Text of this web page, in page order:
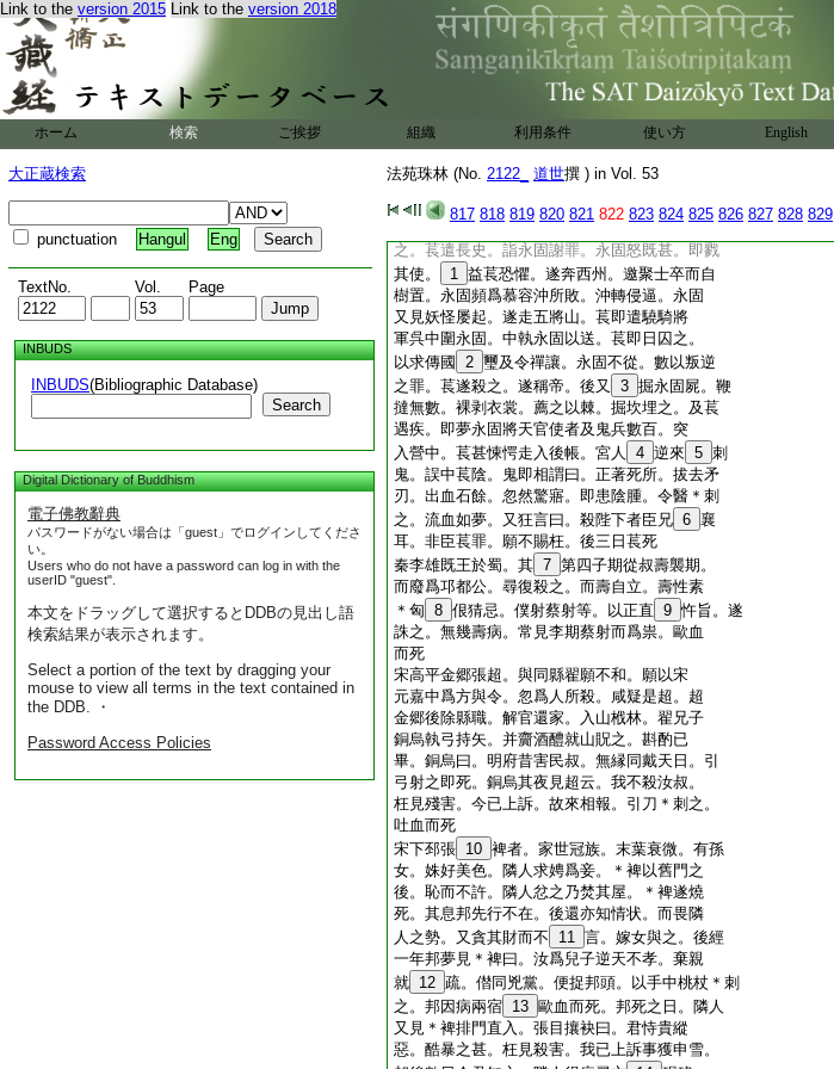
Link to the version 2015 Link to the version 2018
ホーム 検索 ご挨拶 組織 利用条件 使い方 English
大正蔵検索
punctuation Hangul Eng
TextNo. Vol. Page
INBUDS
INBUDS(Bibliographic Database)
Search
Digital Dictionary of Buddhism
電子佛教辭典
パスワードがない場合は「guest」でログインしてくださ
い。
Users who do not have a password can log in with the
userID "guest".
本文をドラッグして選択するとDDBの見出し語
検索結果が表示されます。
Select a portion of the text by dragging your
mouse to view all terms in the text contained in
the DDB. ・
Password Access Policies
法苑珠林 (No. 2122_ 道世撰 ) in Vol. 53
817 818 819 820 821 822 823 824 825 826 827 828 829
語温云。家國不造。委任失所。温答。臣不
敢。臣不敢。既登車爲左右説之。又問殷涓形
状。答以肥短。温云。向亦見。在帝側十餘日
便病。因此憂 28 懣而死
秦姚萇字景茂。赤亭羗也。父 29 弋仲事石勒。
石氐既滅。萇隨其兄衰。與苻永固戰於三原。
軍敗 30
衰死。萇乃降永固。即受祿位。累加爵
邑。及轉龍驤將軍督梁益州諸軍事。永固謂
之曰。朕昔以龍驤建業。此號未曾假人。今持
山南委卿。故特以相授。其蒙寵任優隆如此。
之。萇遣長史。詣永固謝罪。永固怒既甚。即戮
其使。
1 益萇恐懼。遂奔西州。邀聚士卒而自
樹置。永固頻爲慕容沖所敗。沖轉侵逼。永固
又見妖怪屡起。遂走五將山。萇即遣驍騎將
軍呉中圍永固。中執永固以送。萇即日囚之。
以求傳國
2 璽及令禪讓。永固不從。數以叛逆
之罪。萇遂殺之。遂稱帝。後又
3 掘永固屍。鞭
撻無數。裸剥衣裳。薦之以棘。掘坎埋之。及萇
遇疾。即夢永固將天官使者及鬼兵數百。突
入營中。萇甚悚愕走入後帳。宮人
4 逆來 5 刺
鬼。誤中萇陰。鬼即相謂曰。正著死所。拔去矛
刃。出血石餘。忽然驚寤。即患陰腫。令醫＊刺
之。流血如夢。又狂言曰。殺陛下者臣兄 6 襄
耳。非臣萇罪。願不賜枉。後三日萇死
秦李雄既王於蜀。其 7 第四子期從叔壽襲期。
而廢爲邛都公。尋復殺之。而壽自立。壽性素
＊匈 8 佷猜忌。僕射蔡射等。以正直 9 忤旨。遂
誅之。無幾壽病。常見李期蔡射而爲祟。歐血
而死
宋高平金郷張超。與同縣翟願不和。願以宋
元嘉中爲方與令。忽爲人所殺。咸疑是超。超
金郷後除縣職。解官還家。入山栰林。翟兄子
銅烏執弓持矢。并齎酒醴就山貺之。斟酌已
畢。銅烏曰。明府昔害民叔。無縁同戴天日。引
弓射之即死。銅烏其夜見超云。我不殺汝叔。
枉見殘害。今已上訴。故來相報。引刀＊刺之。
吐血而死
宋下邳張 10 裨者。家世冠族。末葉衰微。有孫
女。姝好美色。隣人求娉爲妾。＊裨以舊門之
後。恥而不許。隣人忿之乃焚其屋。＊裨遂燒
死。其息邦先行不在。後還亦知情状。而畏隣
人之勢。又貪其財而不
11 言。嫁女與之。後經
一年邦夢見＊裨曰。汝爲兒子逆天不孝。棄親
就 12 疏。僣同兇黨。便捉邦頭。以手中桃杖＊刺
之。邦因病兩宿 13 歐血而死。邦死之日。隣人
又見＊裨排門直入。張目攘袂曰。君恃貴縱
惡。酷暴之甚。枉見殺害。我已上訴事獲申雪。